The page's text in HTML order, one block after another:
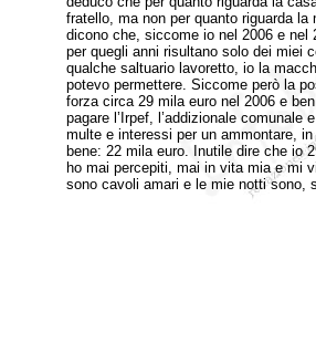
fratello, ma non per quanto riguarda
dicono che, siccome io nel 2006 e nel
per quegli anni risultano solo dei miei
qualche saltuario lavoretto, io la
potevo permettere. Siccome però la
forza circa 29 mila euro nel 2006 e
pagare l’Irpef, l’addizionale
multe e interessi per un ammontare,
bene: 22 mila euro. Inutile dire che io
ho mai percepiti, mai in vita mia e
sono cavoli amari e le mie notti sono,